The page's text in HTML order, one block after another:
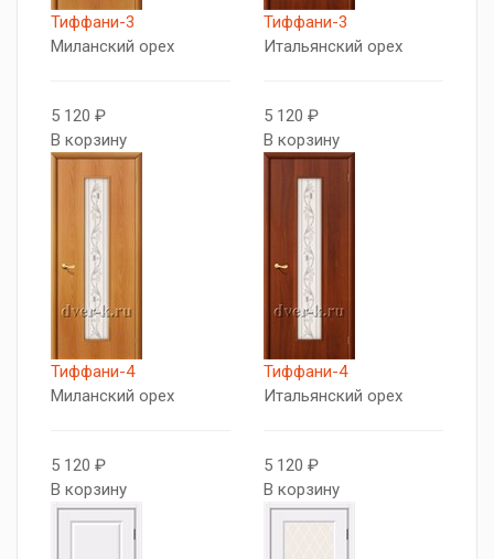
Тиффани-3
Миланский орех
5 120 ₽
В корзину
Тиффани-3
Итальянский орех
5 120 ₽
В корзину
Тиффани-4
Миланский орех
5 120 ₽
В корзину
Тиффани-4
Итальянский орех
5 120 ₽
В корзину